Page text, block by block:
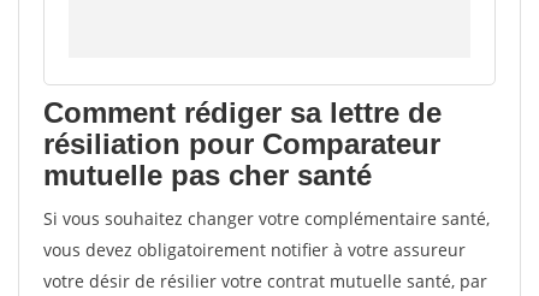
Comment rédiger sa lettre de
résiliation pour Comparateur
mutuelle pas cher santé
Si vous souhaitez changer votre complémentaire santé,
vous devez obligatoirement notifier à votre assureur
votre désir de résilier votre contrat mutuelle santé, par